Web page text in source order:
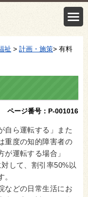
祉 > 計画・施策> 有料
ページ番号：P-001016
自ら運転する」また
重度の知的障害者の
運転する場合」
して、割引率50%以
。
などの日常生活にお